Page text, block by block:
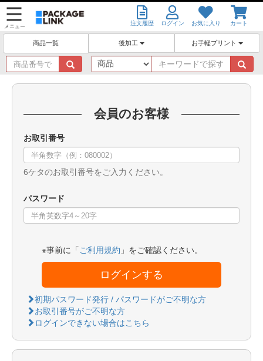
メニュー 注文履歴 ログイン お気に入り カート
商品一覧 後加工 お手軽プリント
商
品
番
キ
ー
ワ
会員のお客様
お取引番号
6ケタのお取引番号をご入力ください。
パスワード
※事前に「 ご利用規約 」をご確認ください。
ログインする
初期パスワード発行 / パスワードがご不明な方
お取引番号がご不明な方
ログインできない場合はこちら